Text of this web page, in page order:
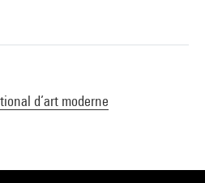
d’art moderne